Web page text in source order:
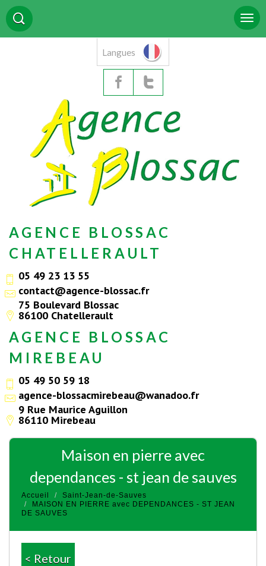
Langues
AGENCE BLOSSAC
CHATELLERAULT
05 49 23 13 55
contact@agence-blossac.fr
75 Boulevard Blossac
86100 Chatellerault
AGENCE BLOSSAC
MIREBEAU
05 49 50 59 18
agence-blossacmirebeau@wanadoo.fr
9 Rue Maurice Aguillon
86110 Mirebeau
maison en pierre avec
dependances - st jean de sauves
Accueil
Saint-Jean-de-Sauves
MAISON EN PIERRE avec DEPENDANCES - ST JEAN
DE SAUVES
< Retour